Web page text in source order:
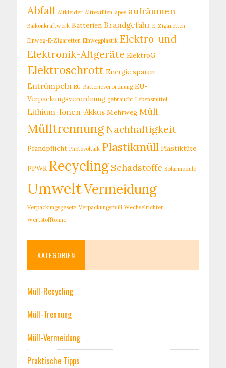
Abfall Altkleider Alttextilien apes aufräumen
Balkonkraftwerk Batterien Brandgefahr E-Zigaretten
Einweg-E-Zigaretten Einwegplastik Elektro-und
Elektronik-Altgeräte ElektroG
Elektroschrott Energie sparen
Entrümpeln EU-Batterieverordnung EU-
Verpackungsverordnung gebraucht Lebensmittel
Lithium-Ionen-Akkus Mehrweg Müll
MülltrennungNachhaltigkeit
Pfandpflicht Photovoltaik Plastikmüll Plastiktüte
PPWR Recycling Schadstoffe Solarmodule
UmweltVermeidung
Verpackungsgesetz Verpackungsmüll Wechselrichter
Wertstofftonne
KATEGORIEN
Müll-Recycling
Müll-Trennung
Müll-Vermeidung
Praktische Tipps